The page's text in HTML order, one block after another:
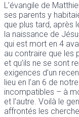
L’évangile de
ses parents y
que plus tard, après
la naissance de
qui est mort en 4
au contraire que les
et qu’ils ne se sont
exigences d’un
lieu en l’an 6 de
incompatibles – à
et l’autre. Voilà le
affrontés les